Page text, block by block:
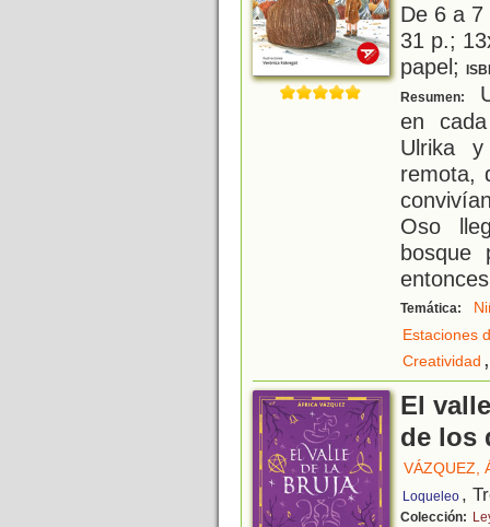
De 6 a
31 p.;
papel;
Resumen:
en
Ulrika
remota,
Oso
bosque
Temática:
Estaciones
Creatividad ,
El
de los
VÁZQUEZ,
Loqueleo ,
Colección: